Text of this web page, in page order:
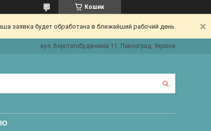
Кошик
заявка будет обработана в ближайший рабочий день.
вул. Верстатобудівників 11, Павлоград, Україна